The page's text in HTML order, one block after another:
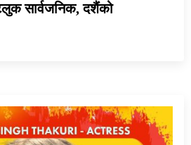
सार्वजनिक, दशैंको